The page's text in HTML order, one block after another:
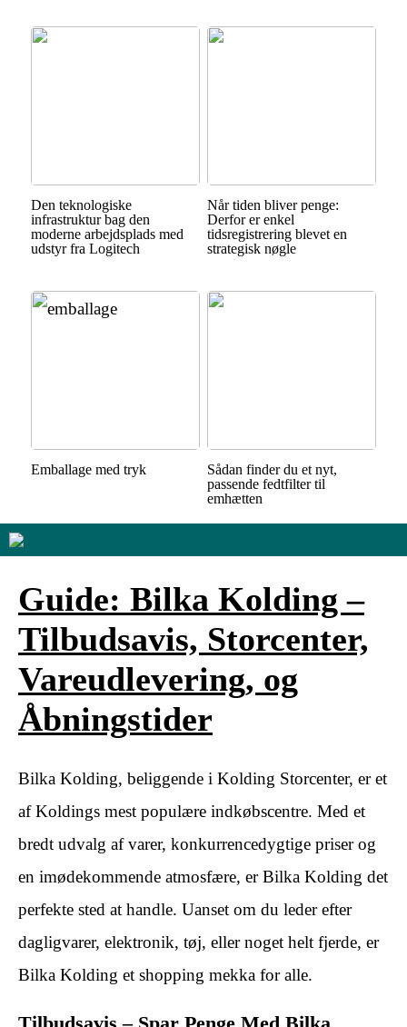
Den teknologiske
infrastruktur bag den
moderne arbejdsplads med
udstyr fra Logitech
Når tiden bliver penge:
Derfor er enkel
tidsregistrering blevet en
strategisk nøgle
Emballage med tryk
Sådan finder du et nyt,
passende fedtfilter til
emhætten
Guide: Bilka Kolding –
Tilbudsavis, Storcenter,
Vareudlevering, og
Åbningstider
Bilka Kolding, beliggende i Kolding Storcenter, er et
af Koldings mest populære indkøbscentre. Med et
bredt udvalg af varer, konkurrencedygtige priser og
en imødekommende atmosfære, er Bilka Kolding det
perfekte sted at handle. Uanset om du leder efter
dagligvarer, elektronik, tøj, eller noget helt fjerde, er
Bilka Kolding et shopping mekka for alle.